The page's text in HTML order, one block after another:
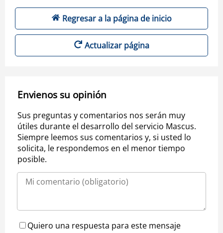
Regresar a la página de inicio
Actualizar página
Envienos su opinión
Sus preguntas y comentarios nos serán muy
útiles durante el desarrollo del servicio Mascus.
Siempre leemos sus comentarios y, si usted lo
solicita, le respondemos en el menor tiempo
posible.
Quiero una respuesta para este mensaje